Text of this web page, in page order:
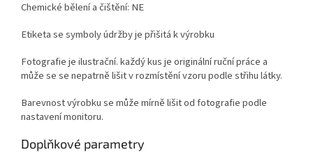
Chemické bělení a čištění: NE
Etiketa se symboly údržby je přišitá k výrobku
Fotografie je ilustrační. každý kus je originální ruční práce a
může se se nepatrně lišit v rozmístění vzoru podle střihu látky.
Barevnost výrobku se může mírně lišit od fotografie podle
nastavení monitoru.
Doplňkové parametry